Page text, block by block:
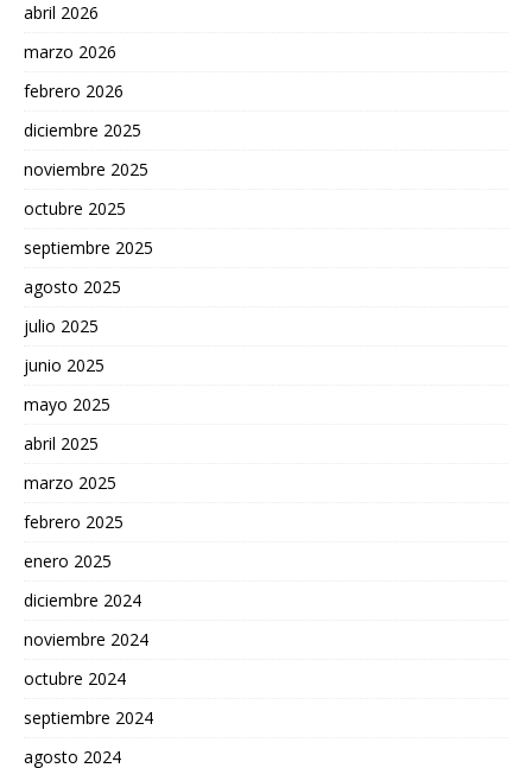
abril 2026
marzo 2026
febrero 2026
diciembre 2025
noviembre 2025
octubre 2025
septiembre 2025
agosto 2025
julio 2025
junio 2025
mayo 2025
abril 2025
marzo 2025
febrero 2025
enero 2025
diciembre 2024
noviembre 2024
octubre 2024
septiembre 2024
agosto 2024